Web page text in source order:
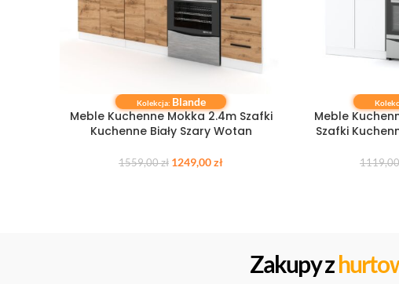
DODAJ DO KOSZYKA
Kolekcja: Blande
Meble Kuchenne Mokka 2.4m Szafki
Kuchenne Biały Szary Wotan
1559,00zł 1249,00zł
DODAJ DO
Meble
Szafki
Zakupy z